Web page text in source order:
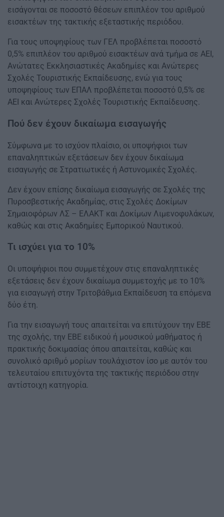
εισάγονται σε ποσοστό θέσεων επιπλέον του αριθμού
εισακτέων της τακτικής εξεταστικής περιόδου.
Για τους υποψηφίους των ΓΕΛ προβλέπεται ποσοστό
0,5% επιπλέον του αριθμού εισακτέων ανά τμήμα σε ΑΕΙ,
Ανώτατες Εκκλησιαστικές Ακαδημίες και Ανώτερες
Σχολές Τουριστικής Εκπαίδευσης, ενώ για τους
υποψηφίους των ΕΠΑΛ προβλέπεται ποσοστό 0,5% σε
ΑΕΙ και Ανώτερες Σχολές Τουριστικής Εκπαίδευσης.
Πού δεν έχουν δικαίωμα εισαγωγής
Σύμφωνα με το ισχύον πλαίσιο, οι υποψήφιοι των
επαναληπτικών εξετάσεων δεν έχουν δικαίωμα
εισαγωγής σε Στρατιωτικές ή Αστυνομικές Σχολές.
Δεν έχουν επίσης δικαίωμα εισαγωγής σε Σχολές της
Πυροσβεστικής Ακαδημίας, στις Σχολές Δοκίμων
Σημαιοφόρων ΛΣ – ΕΛΑΚΤ και Δοκίμων Λιμενοφυλάκων,
καθώς και στις Ακαδημίες Εμπορικού Ναυτικού.
Τι ισχύει για το 10%
Οι υποψήφιοι που συμμετέχουν στις επαναληπτικές
εξετάσεις δεν έχουν δικαίωμα συμμετοχής με το 10%
για εισαγωγή στην Τριτοβάθμια Εκπαίδευση τα επόμενα
δύο έτη.
Για την εισαγωγή τους απαιτείται να επιτύχουν την ΕΒΕ
της σχολής, την ΕΒΕ ειδικού ή μουσικού μαθήματος ή
πρακτικής δοκιμασίας όπου απαιτείται, καθώς και
συνολικό αριθμό μορίων τουλάχιστον ίσο με αυτόν του
τελευταίου επιτυχόντα της τακτικής περιόδου στην
αντίστοιχη κατηγορία.